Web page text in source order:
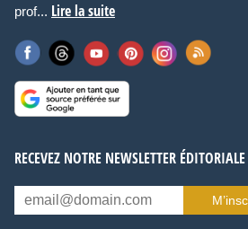
prof... Lire la suite
RECEVEZ NOTRE NEWSLETTER ÉDITORIALE